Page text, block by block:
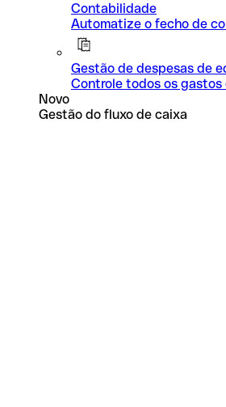
Contabilidade
Automatize o fecho de
Gestão de despesas de
Controle todos os gastos
Novo
Gestão do fluxo de caixa